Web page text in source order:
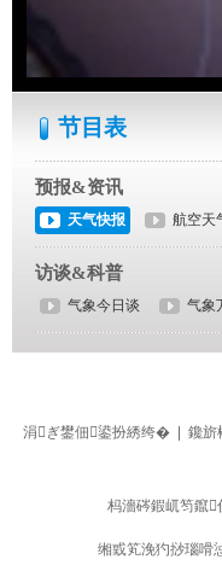
节目表
预报&资讯
天气快报 航空天
访谈&科普
气象今日谈 气象
生活
涓ぎ鐢佃鍙扮綉绔� 鑱旂
杩濇硶鍜屼笉鑹
缃戜笂浼犳挱瑙